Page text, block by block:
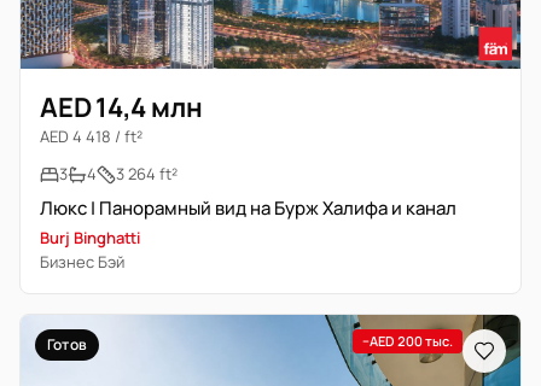
AED 14,4 млн
AED 4 418 / ft²
3
4 3 264 ft²
Люкс | Панорамный вид на Бурж Халифа и канал
Burj Binghatti
Бизнес Бэй
Готов −AED 200 тыс.